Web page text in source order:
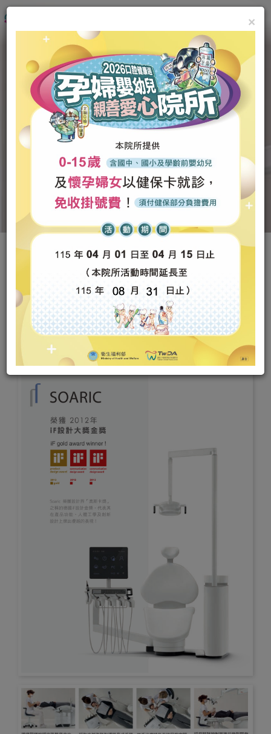
最新消息
診所介紹
醫師團隊
診療項目
先進設備
診所環境
案例分享
優質專業口腔保健照護
3D立體微創植牙的專家
顯微根管治療的轉診中心
SOARIC診療椅
首頁 先進設備 SOARIC診療椅
×